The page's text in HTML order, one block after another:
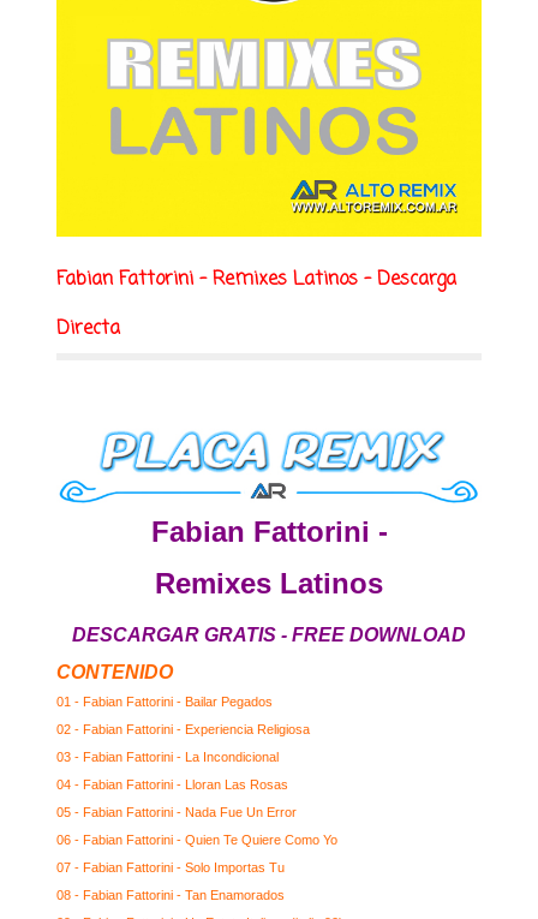
Fabian Fattorini - Remixes Latinos - Descarga
Directa
Fabian Fattorini -
Remixes Latinos
DESCARGAR GRATIS - FREE DOWNLOAD
CONTENIDO
01 - Fabian Fattorini - Bailar Pegados
02 - Fabian Fattorini - Experiencia Religiosa
03 - Fabian Fattorini - La Incondicional
04 - Fabian Fattorini - Lloran Las Rosas
05 - Fabian Fattorini - Nada Fue Un Error
06 - Fabian Fattorini - Quien Te Quiere Como Yo
07 - Fabian Fattorini - Solo Importas Tu
08 - Fabian Fattorini - Tan Enamorados